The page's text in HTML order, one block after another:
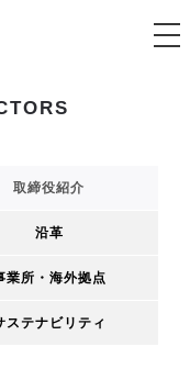
取締役紹介
沿革
業所・海外拠点
ステナビリティ